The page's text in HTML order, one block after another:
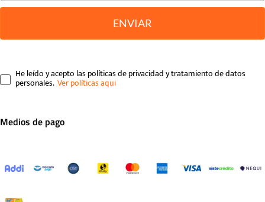
ENVIAR
He leído y acepto las políticas de privacidad y tratamiento de datos
personales.
Medios de pago